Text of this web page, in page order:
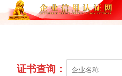
证书查询：